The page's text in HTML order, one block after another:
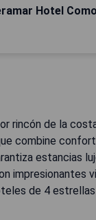
Hotel
rincón de la
combine
estancias
impresionantes
de 4